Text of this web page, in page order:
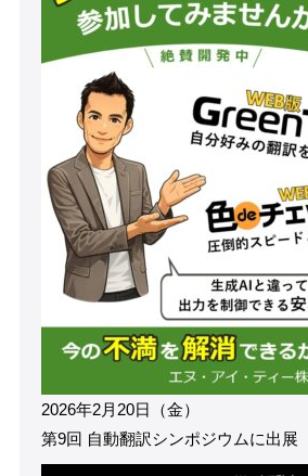
2026年2月20日（金）
第9回 自動翻訳シンポジウムに出展